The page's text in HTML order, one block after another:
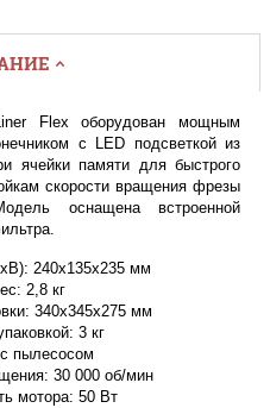
Flex оборудован мощным
с LED подсветкой из
ячейки памяти для быстрого
скорости вращения фрезы
оснащена встроенной
240x135x235 мм
2,8 кг
340x345x275 мм
3 кг
пылесосом
30 000 об/мин
мотора: 50 Вт